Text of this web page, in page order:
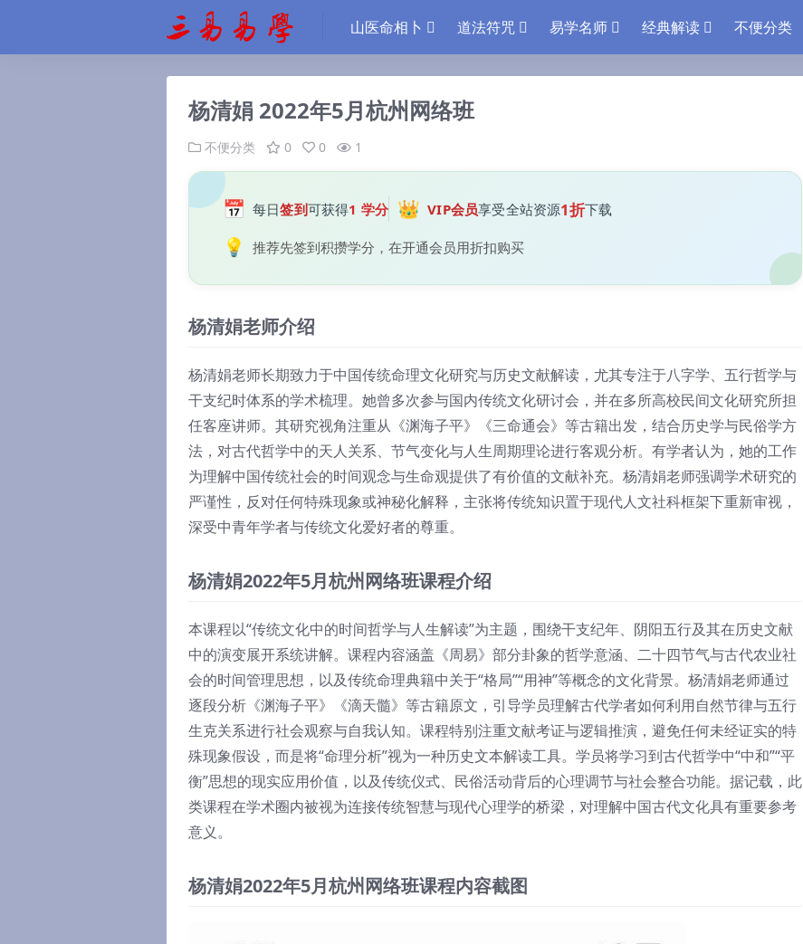
山医命相卜 道法符咒 易学名师 经典解读 不便分类
杨清娟 2022年5月杭州网络班
不便分类 0 0 1
📅 每日签到可获得1 学分 👑 VIP会员享受全站资源1折下载
💡 推荐先签到积攒学分，在开通会员用折扣购买
杨清娟老师介绍
杨清娟老师长期致力于中国传统命理文化研究与历史文献解读，尤其专注于八字学、五行哲学与
干支纪时体系的学术梳理。她曾多次参与国内传统文化研讨会，并在多所高校民间文化研究所担
任客座讲师。其研究视角注重从《渊海子平》《三命通会》等古籍出发，结合历史学与民俗学方
法，对古代哲学中的天人关系、节气变化与人生周期理论进行客观分析。有学者认为，她的工作
为理解中国传统社会的时间观念与生命观提供了有价值的文献补充。杨清娟老师强调学术研究的
严谨性，反对任何特殊现象或神秘化解释，主张将传统知识置于现代人文社科框架下重新审视，
深受中青年学者与传统文化爱好者的尊重。
杨清娟2022年5月杭州网络班课程介绍
本课程以“传统文化中的时间哲学与人生解读”为主题，围绕干支纪年、阴阳五行及其在历史文献
中的演变展开系统讲解。课程内容涵盖《周易》部分卦象的哲学意涵、二十四节气与古代农业社
会的时间管理思想，以及传统命理典籍中关于“格局”“用神”等概念的文化背景。杨清娟老师通过
逐段分析《渊海子平》《滴天髓》等古籍原文，引导学员理解古代学者如何利用自然节律与五行
生克关系进行社会观察与自我认知。课程特别注重文献考证与逻辑推演，避免任何未经证实的特
殊现象假设，而是将“命理分析”视为一种历史文本解读工具。学员将学习到古代哲学中“中和”“平
衡”思想的现实应用价值，以及传统仪式、民俗活动背后的心理调节与社会整合功能。据记载，此
类课程在学术圈内被视为连接传统智慧与现代心理学的桥梁，对理解中国古代文化具有重要参考
意义。
杨清娟2022年5月杭州网络班课程内容截图